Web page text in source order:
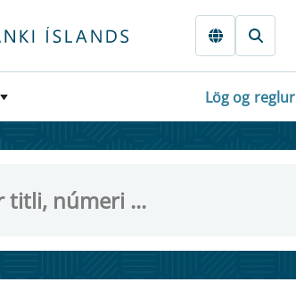
Lög og reglur